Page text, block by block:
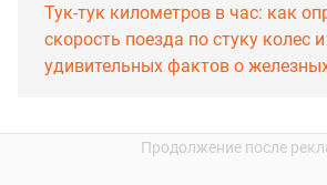
Тук-тук километров в час: как
скорость поезда по стуку колес
удивительных фактов о